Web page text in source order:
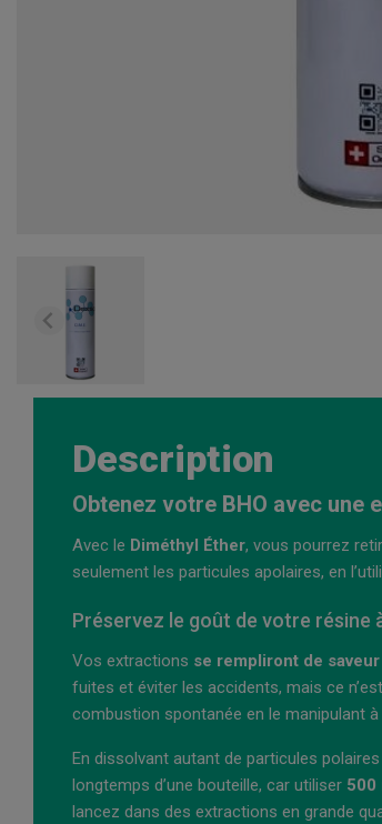
Description
Obtenez votre BHO avec une
Avec le Diméthyl Éther, vous pourrez
seulement les particules apolaires, en
Préservez le goût de votre résine
Vos extractions se rempliront de saveur
fuites et éviter les accidents, mais ce
combustion spontanée en le manipulant
En dissolvant autant de particules
longtemps d’une bouteille, car utiliser 500
lancez dans des extractions en grande